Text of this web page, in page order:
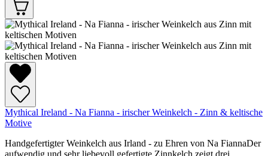
Mythical Ireland - Na Fianna - irischer Weinkelch - Zinn & keltische
Motive
Handgefertigter Weinkelch aus Irland - zu Ehren von Na FiannaDer